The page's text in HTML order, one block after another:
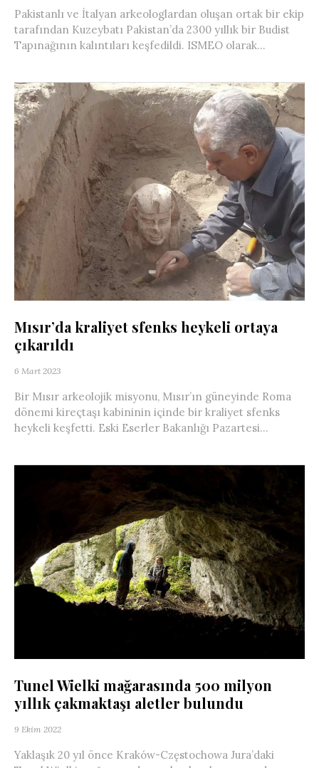
Pakistanlı ve İtalyan arkeologlardan oluşan ortak bir ekip
tarafından Kuzeybatı Pakistan’da 2300 yıllık bir Budist
Tapınağının kalıntıları keşfedildi. ISMEO olarak...
Mısır’da kraliyet sfenks heykeli ortaya
çıkarıldı
6 Mart 2023
Bir Mısır arkeolojik misyonu, Mısır’ın güneyinde Roma
dönemi kireçtaşı kabininin içinde bir kraliyet sfenks
heykeli keşfetti. Eski Eserler Bakanlığı Pazartesi...
Tunel Wielki mağarasında 500 milyon
yıllık çakmaktaşı aletler bulundu
9 Ekim 2022
Yaklaşık 20 yıl önce Kraków-Częstochowa Jura’daki